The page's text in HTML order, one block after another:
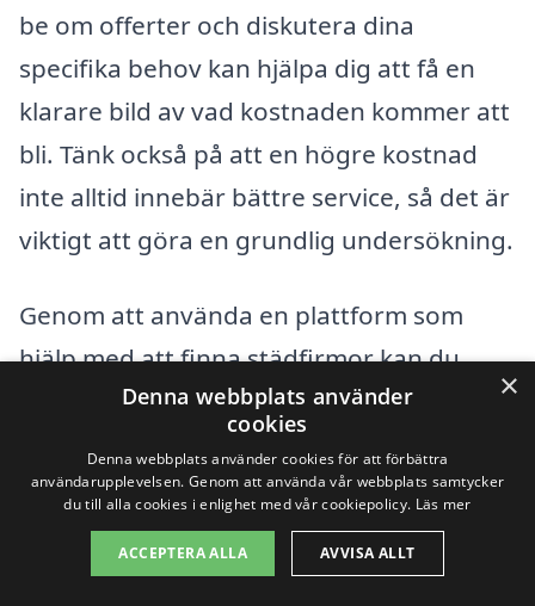
be om offerter och diskutera dina
specifika behov kan hjälpa dig att få en
klarare bild av vad kostnaden kommer att
bli. Tänk också på att en högre kostnad
inte alltid innebär bättre service, så det är
viktigt att göra en grundlig undersökning.
Genom att använda en plattform som
hjälp med att finna städfirmor kan du
enkelt samla in flera offerter och jämföra
ett val som inte bara passar din budget
utan också ger dig den service och
kvalitet du förväntar dig. Kontorsstädning
×
Denna webbplats använder
cookies
Denna webbplats använder cookies för att förbättra
användarupplevelsen. Genom att använda vår webbplats samtycker
du till alla cookies i enlighet med vår cookiepolicy. Läs mer
ACCEPTERA ALLA AVVISA ALLT